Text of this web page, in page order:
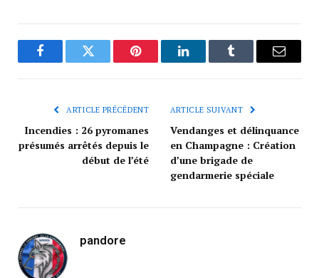
FacebookTwitter Pinterest LinkedInTumblr
ARTICLE PRÉCÉDENT
Incendies : 26 pyromanes
présumés arrêtés depuis le
début de l’été
ARTICLE SUIVANT
Vendanges et délinquance
en Champagne : Création
d’une brigade de
gendarmerie spéciale
pandore